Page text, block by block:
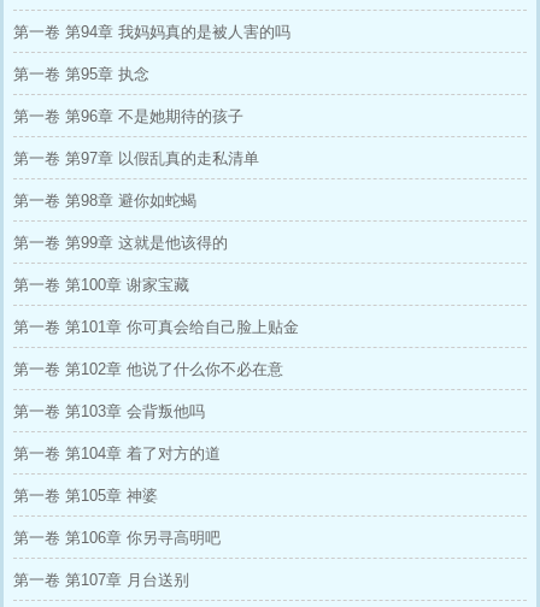
第一卷 第94章 我妈妈真的是被人害的吗
第一卷 第95章 执念
第一卷 第96章 不是她期待的孩子
第一卷 第97章 以假乱真的走私清单
第一卷 第98章 避你如蛇蝎
第一卷 第99章 这就是他该得的
第一卷 第100章 谢家宝藏
第一卷 第101章 你可真会给自己脸上贴金
第一卷 第102章 他说了什么你不必在意
第一卷 第103章 会背叛他吗
第一卷 第104章 着了对方的道
第一卷 第105章 神婆
第一卷 第106章 你另寻高明吧
第一卷 第107章 月台送别